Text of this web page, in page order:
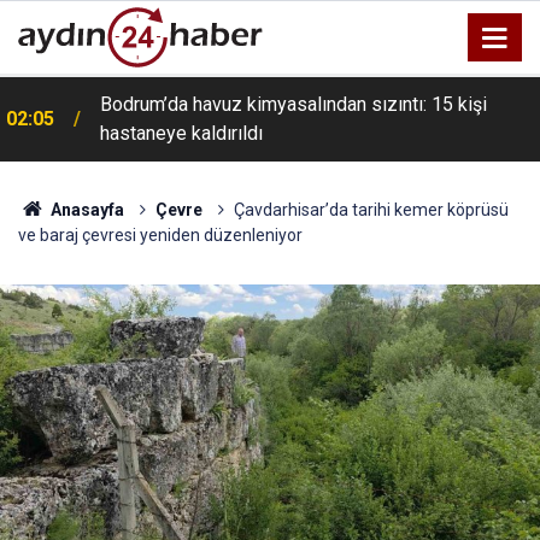
02:05
Bodrum’da havuz kimyasalından sızıntı: 15 kişi
hastaneye kaldırıldı
Anasayfa Çevre
Çavdarhisar’da tarihi kemer köprüsü
ve baraj çevresi yeniden düzenleniyor